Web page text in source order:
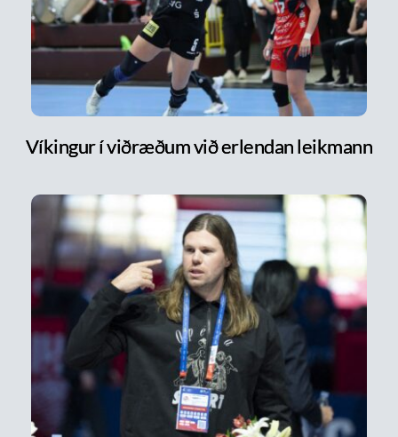
Víkingur í viðræðum við erlendan leikmann